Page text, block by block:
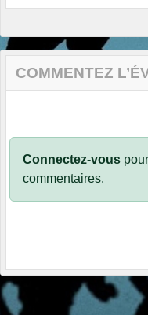
COMMENTEZ
Connectez-vous
commentaires.